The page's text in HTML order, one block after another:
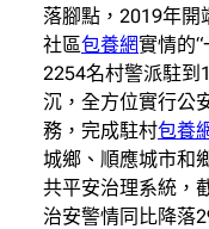
落腳點，2019年開
社區包養網實情的
2254名村警派駐到
沉，全方位實行公
務，完成駐村包養
城鄉、順應城市和
共平安治理系統，
治安警情同比降落